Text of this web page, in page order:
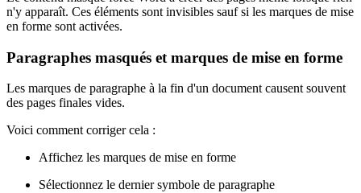
n'y apparaît. Ces éléments sont invisibles sauf si les marques de mise
en forme sont activées.
Paragraphes masqués et marques de mise en forme
Les marques de paragraphe à la fin d'un document causent souvent
des pages finales vides.
Voici comment corriger cela :
Affichez les marques de mise en forme
Sélectionnez le dernier symbole de paragraphe